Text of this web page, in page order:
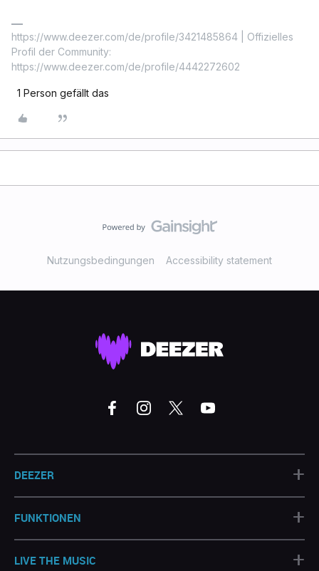
https://www.deezer.com/de/profile/3421485864 | Offizielles
Profil der Community:
https://www.deezer.com/de/profile/4442272602
1 Person gefällt das
Nutzungsbedingungen Accessibility statement
DEEZER +
FUNKTIONEN +
LIVE THE MUSIC +